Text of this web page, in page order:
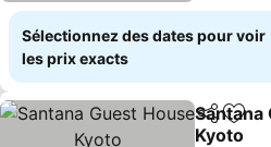
Sélectionnez des dates pour voir
les prix exacts
Partager
Santana
Kyoto